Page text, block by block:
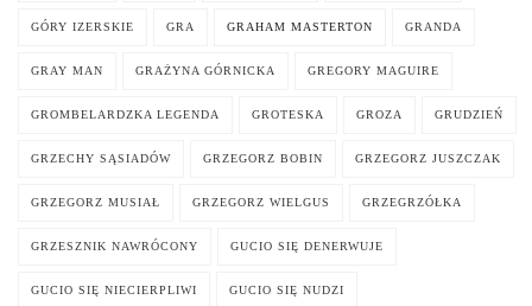
GÓRY IZERSKIE GRA GRAHAM MASTERTON GRANDA
GRAY MAN GRAŻYNA GÓRNICKA GREGORY MAGUIRE
GROMBELARDZKA LEGENDA GROTESKA GROZA GRUDZIEŃ
GRZECHY SĄSIADÓW GRZEGORZ BOBIN GRZEGORZ JUSZCZAK
GRZEGORZ MUSIAŁ GRZEGORZ WIELGUS GRZEGRZÓŁKA
GRZESZNIK NAWRÓCONY GUCIO SIĘ DENERWUJE
GUCIO SIĘ NIECIERPLIWI GUCIO SIĘ NUDZI